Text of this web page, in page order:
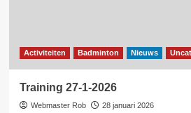
Activiteiten Badminton Nieuws
Training 27-1-2026
Webmaster Rob 28 januari 2026